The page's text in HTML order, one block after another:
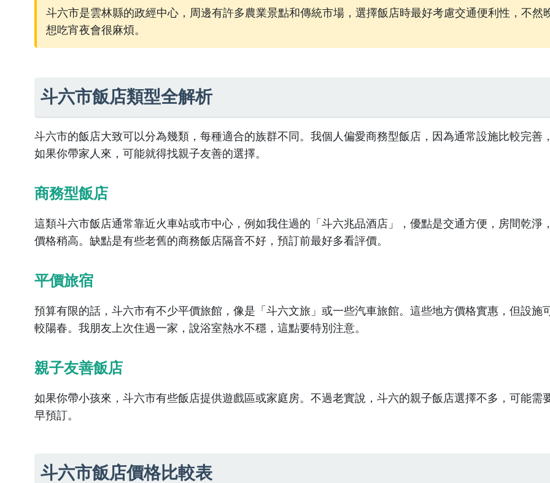
斗六市是雲林縣的政經中心，周邊有許多農業景點和傳統市場，選擇飯店時最好考慮交通便利性，不然
想吃宵夜會很麻煩。
斗六市飯店類型全解析
斗六市的飯店大致可以分為幾類，每種適合的族群不同。我個人偏愛商務型飯店，因為通常設施比較完善
如果你帶家人來，可能就得找親子友善的選擇。
商務型飯店
這類斗六市飯店通常靠近火車站或市中心，例如我住過的「斗六兆品酒店」，優點是交通方便，房間乾淨
價格稍高。缺點是有些老舊的商務飯店隔音不好，預訂前最好多看評價。
平價旅宿
預算有限的話，斗六市有不少平價旅館，像是「斗六文旅」或一些汽車旅館。這些地方價格實惠，但設施
較陽春。我朋友上次住過一家，說浴室熱水不穩，這點要特別注意。
親子友善飯店
如果你帶小孩來，斗六市有些飯店提供遊戲區或家庭房。不過老實說，斗六的親子飯店選擇不多，可能需
早預訂。
斗六市飯店價格比較表